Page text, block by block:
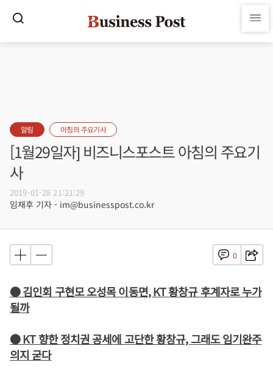
알림 아침의 주요기사
[1월29일자] 비즈니스포스트 아침의 주요기
사
2019-01-28 21:21:29
임재후 기자 - im@businesspost.co.kr
0
● 김인회 구현모 오성목 이동면, KT 황창규 후계자로 누가
될까
● KT 향한 정치권 공세에 고단한 황창규, 그래도 임기완주
의지 굳다